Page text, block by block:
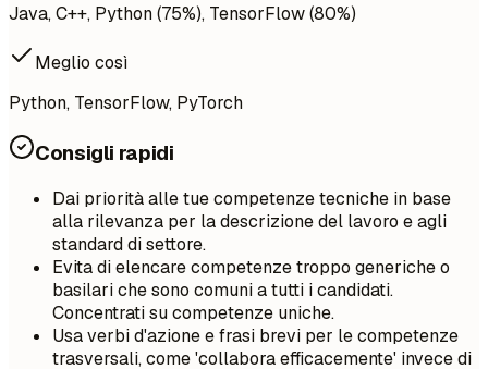
Java, C++, Python (75%), TensorFlow (80%)
Meglio così
Python, TensorFlow, PyTorch
Consigli rapidi
Dai priorità alle tue competenze tecniche in base
alla rilevanza per la descrizione del lavoro e agli
standard di settore.
Evita di elencare competenze troppo generiche o
basilari che sono comuni a tutti i candidati.
Concentrati su competenze uniche.
Usa verbi d'azione e frasi brevi per le competenze
trasversali, come 'collabora efficacemente' invece di